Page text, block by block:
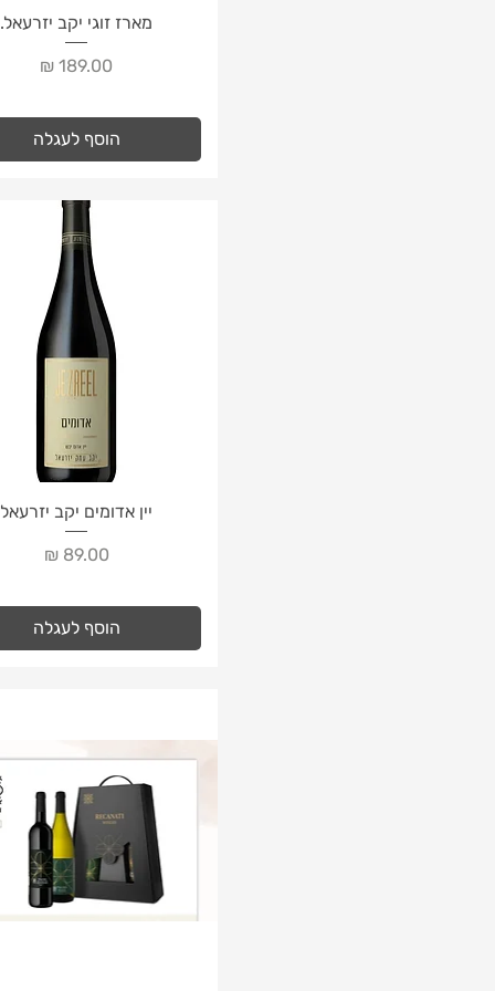
תצוגה מהירה
מארז זוגי יקב יזרעאל.
מחיר
הוסף לעגלה
תצוגה מהירה
יין אדומים יקב יזרעאל
מחיר
הוסף לעגלה